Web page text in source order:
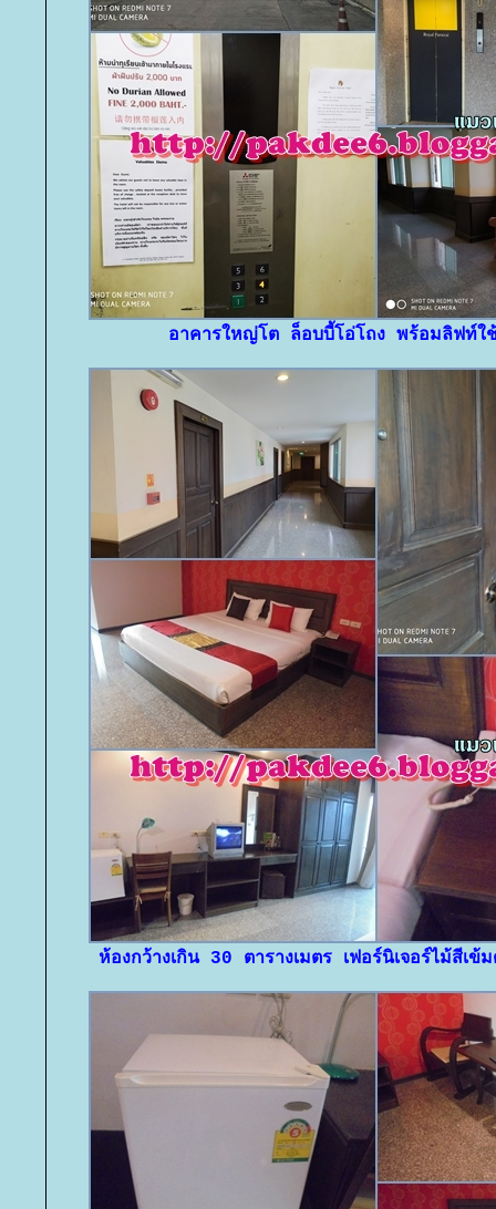
อาคารใหญ่โต ล็อบบี้โอ่โถง พร้อมลิฟท์
ห้องกว้างเกิน 30 ตารางเมตร เฟอร์นิเจอร์ไม้สีเข้